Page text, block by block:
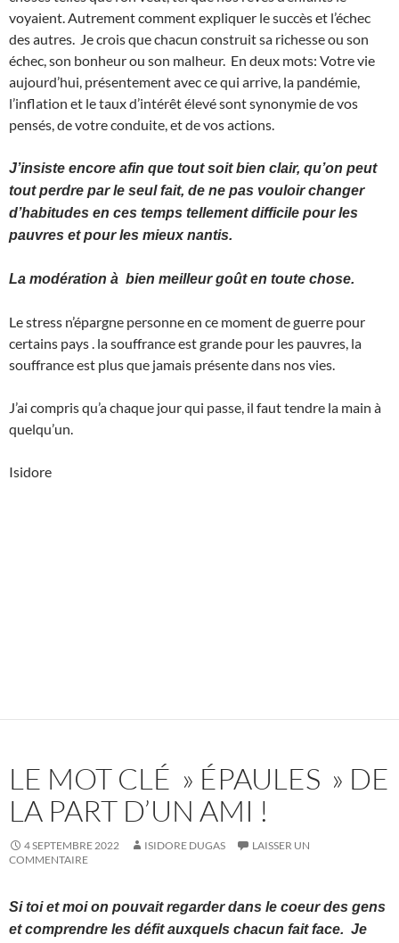
voyaient. Autrement comment expliquer le succès et l’échec
des autres. Je crois que chacun construit sa richesse ou son
échec, son bonheur ou son malheur. En deux mots: Votre vie
aujourd’hui, présentement avec ce qui arrive, la pandémie,
l’inflation et le taux d’intérêt élevé sont synonymie de vos
pensés, de votre conduite, et de vos actions.
J’insiste encore afin que tout soit bien clair, qu’on peut
tout perdre par le seul fait, de ne pas vouloir changer
d’habitudes en ces temps tellement difficile pour les
pauvres et pour les mieux nantis.
La modération à bien meilleur goût en toute chose.
Le stress n’épargne personne en ce moment de guerre pour
certains pays . la souffrance est grande pour les pauvres, la
souffrance est plus que jamais présente dans nos vies.
J’ai compris qu’a chaque jour qui passe, il faut tendre la main à
quelqu’un.
Isidore
LE MOT CLÉ » ÉPAULES » DE
LA PART D’UN AMI !
4 SEPTEMBRE 2022 ISIDORE DUGAS
LAISSER UN
COMMENTAIRE
Si toi et moi on pouvait regarder dans le coeur des gens
et comprendre les défit auxquels chacun fait face. Je